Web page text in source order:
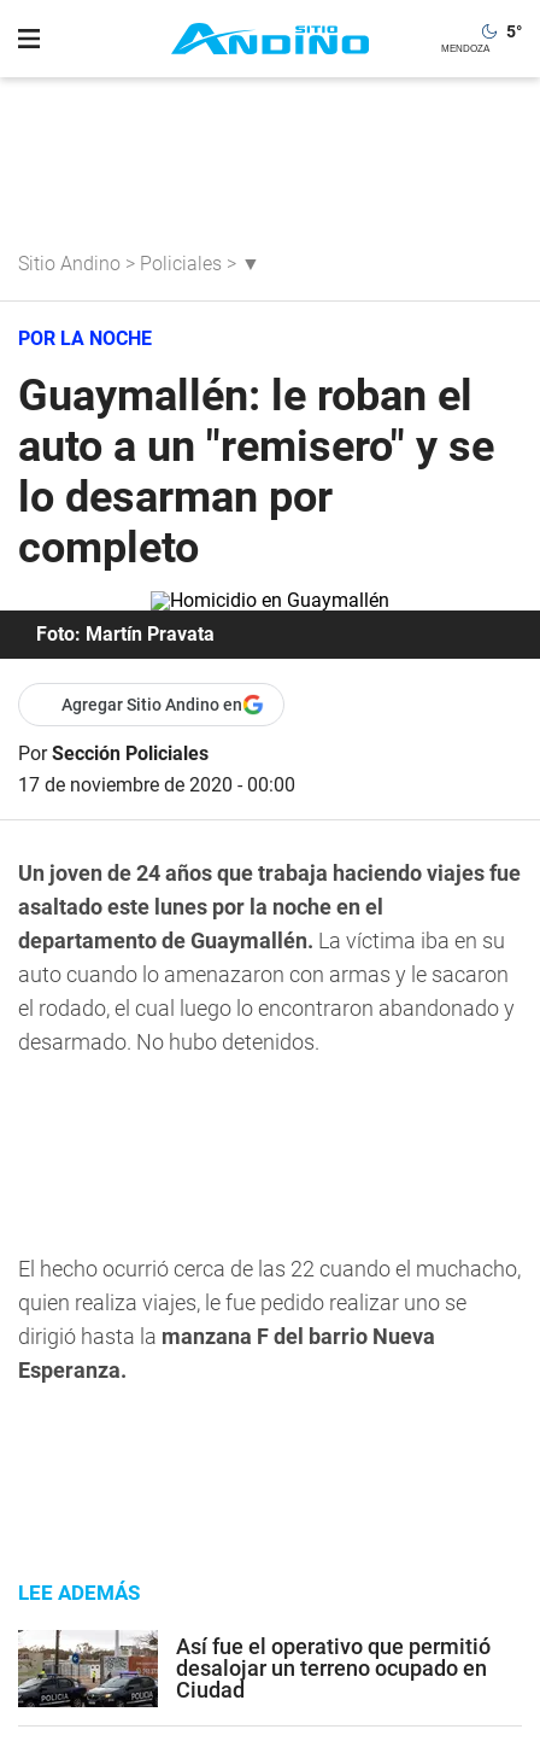
5°
Sitio Andino > Policiales > ▼
POR LA NOCHE
Guaymallén: le roban el
auto a un "remisero" y se
lo desarman por
completo
Foto: Martín Pravata
Agregar Sitio Andino en
PorSección Policiales
17 de noviembre de 2020 - 00:00
Un joven de 24 años que trabaja haciendo viajes fue
asaltado este lunes por la noche en el
departamento de Guaymallén. La víctima iba en su
auto cuando lo amenazaron con armas y le sacaron
el rodado, el cual luego lo encontraron abandonado y
desarmado. No hubo detenidos.
El hecho ocurrió cerca de las 22 cuando el muchacho,
quien realiza viajes, le fue pedido realizar uno se
dirigió hasta la manzana F del barrio Nueva
Esperanza.
LEE ADEMÁS
Así fue el operativo que permitió
desalojar un terreno ocupado en
Ciudad